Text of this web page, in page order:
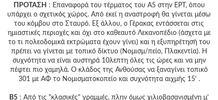
ΠΡΟΤΑΣΗ : Επαναφορά του τέρματος του Α5 στην ΕΡΤ, όπου
υπάρχει ο σχετικός χώρος. Από εκεί η αναστροφή θα γίνεται μέσω
του κόμβου στο Σταυρό. Εξ άλλου, ο Γέρακας εντάσσεται στις
ημιαστικές περιοχές και όχι στο καθεαυτό Λεκανοπέδιο (άσχετα με
το τι πολεοδομικά εκτρώματα έχουν γίνει) και η εξυπηρέτησή του
πρέπει να γίνεται με τοπικό δίκτυο (Νομισμ/πείο, Πλακεντία). Η
συχνότητα να είναι αυστηρά 10λεπτη όλες τις ώρες και να μην
πέφτει πιο χαμηλά. Ο κλάδος της Ανθούσας να ξαναγίνει τοπικό
301 με ΑΦ το Νομισματοκοπείο και συχνότητα αιχμής 15' .
Β5 : Από τις "κλασικές" γραμμές, πλην όμως χιλιοβασανισμένη μ'